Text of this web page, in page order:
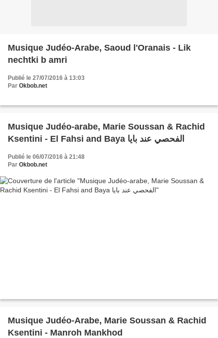
Musique Judéo-Arabe, Saoud l'Oranais - Lik
nechtki b amri
Publié le 27/07/2016 à 13:03
Par Okbob.net
Musique Judéo-arabe, Marie Soussan & Rachid
Ksentini - El Fahsi and Baya الفحصي عند بايا
Publié le 06/07/2016 à 21:48
Par Okbob.net
Musique Judéo-Arabe, Marie Soussan & Rachid
Ksentini - Manroh Mankhod